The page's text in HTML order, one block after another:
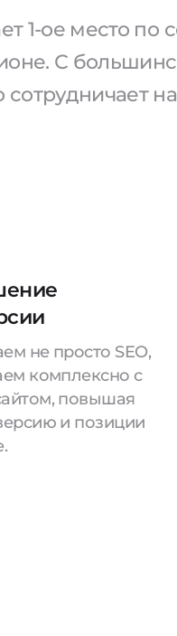
1-ое место
С
сотрудничает
не просто SEO,
комплексно с
повышая
и позиции